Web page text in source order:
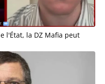
l'État, la DZ Mafia peut